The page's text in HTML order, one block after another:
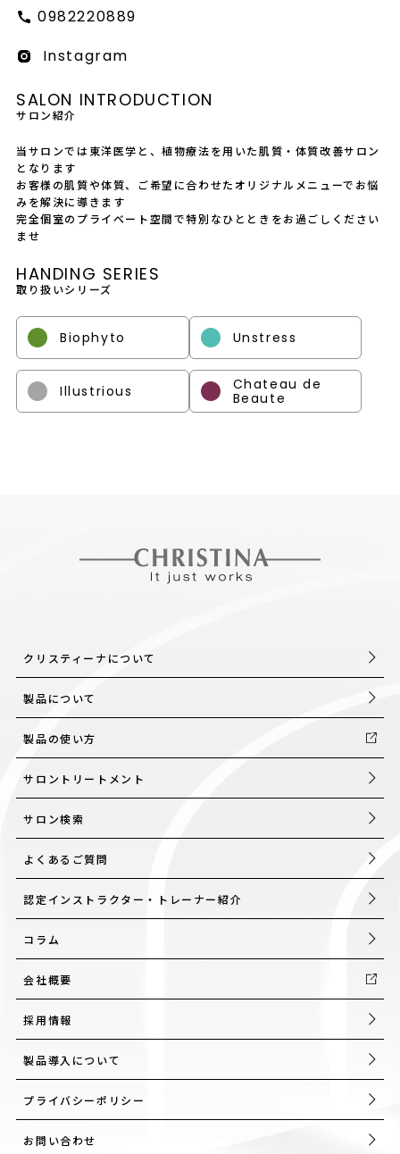
0982220889
Instagram
SALON INTRODUCTION
サロン紹介
当サロンでは東洋医学と、植物療法を用いた肌質・体質改善サロン
となります
お客様の肌質や体質、ご希望に合わせたオリジナルメニューでお悩
みを解決に導きます
完全個室のプライベート空間で特別なひとときをお過ごしください
ませ
HANDING SERIES
取り扱いシリーズ
Biophyto Unstress
Illustrious
Chateau de
Beaute
クリスティーナについて
製品について
製品の使い方
サロントリートメント
サロン検索
よくあるご質問
認定インストラクター・トレーナー紹介
コラム
会社概要
採用情報
製品導入について
プライバシーポリシー
お問い合わせ